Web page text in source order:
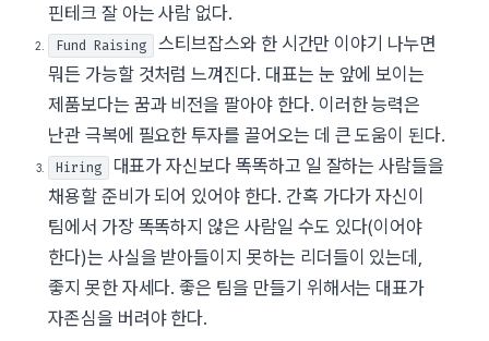
핀테크 잘 아는 사람 없다.
Fund Raising
스티브잡스와 한 시간만 이야기 나누면
뭐든 가능할 것처럼 느껴진다. 대표는 눈 앞에 보이는
제품보다는 꿈과 비전을 팔아야 한다. 이러한 능력은
난관 극복에 필요한 투자를 끌어오는 데 큰 도움이 된다.
Hiring
대표가 자신보다 똑똑하고 일 잘하는 사람들을
채용할 준비가 되어 있어야 한다. 간혹 가다가 자신이
팀에서 가장 똑똑하지 않은 사람일 수도 있다(이어야
한다)는 사실을 받아들이지 못하는 리더들이 있는데,
좋지 못한 자세다. 좋은 팀을 만들기 위해서는 대표가
자존심을 버려야 한다.